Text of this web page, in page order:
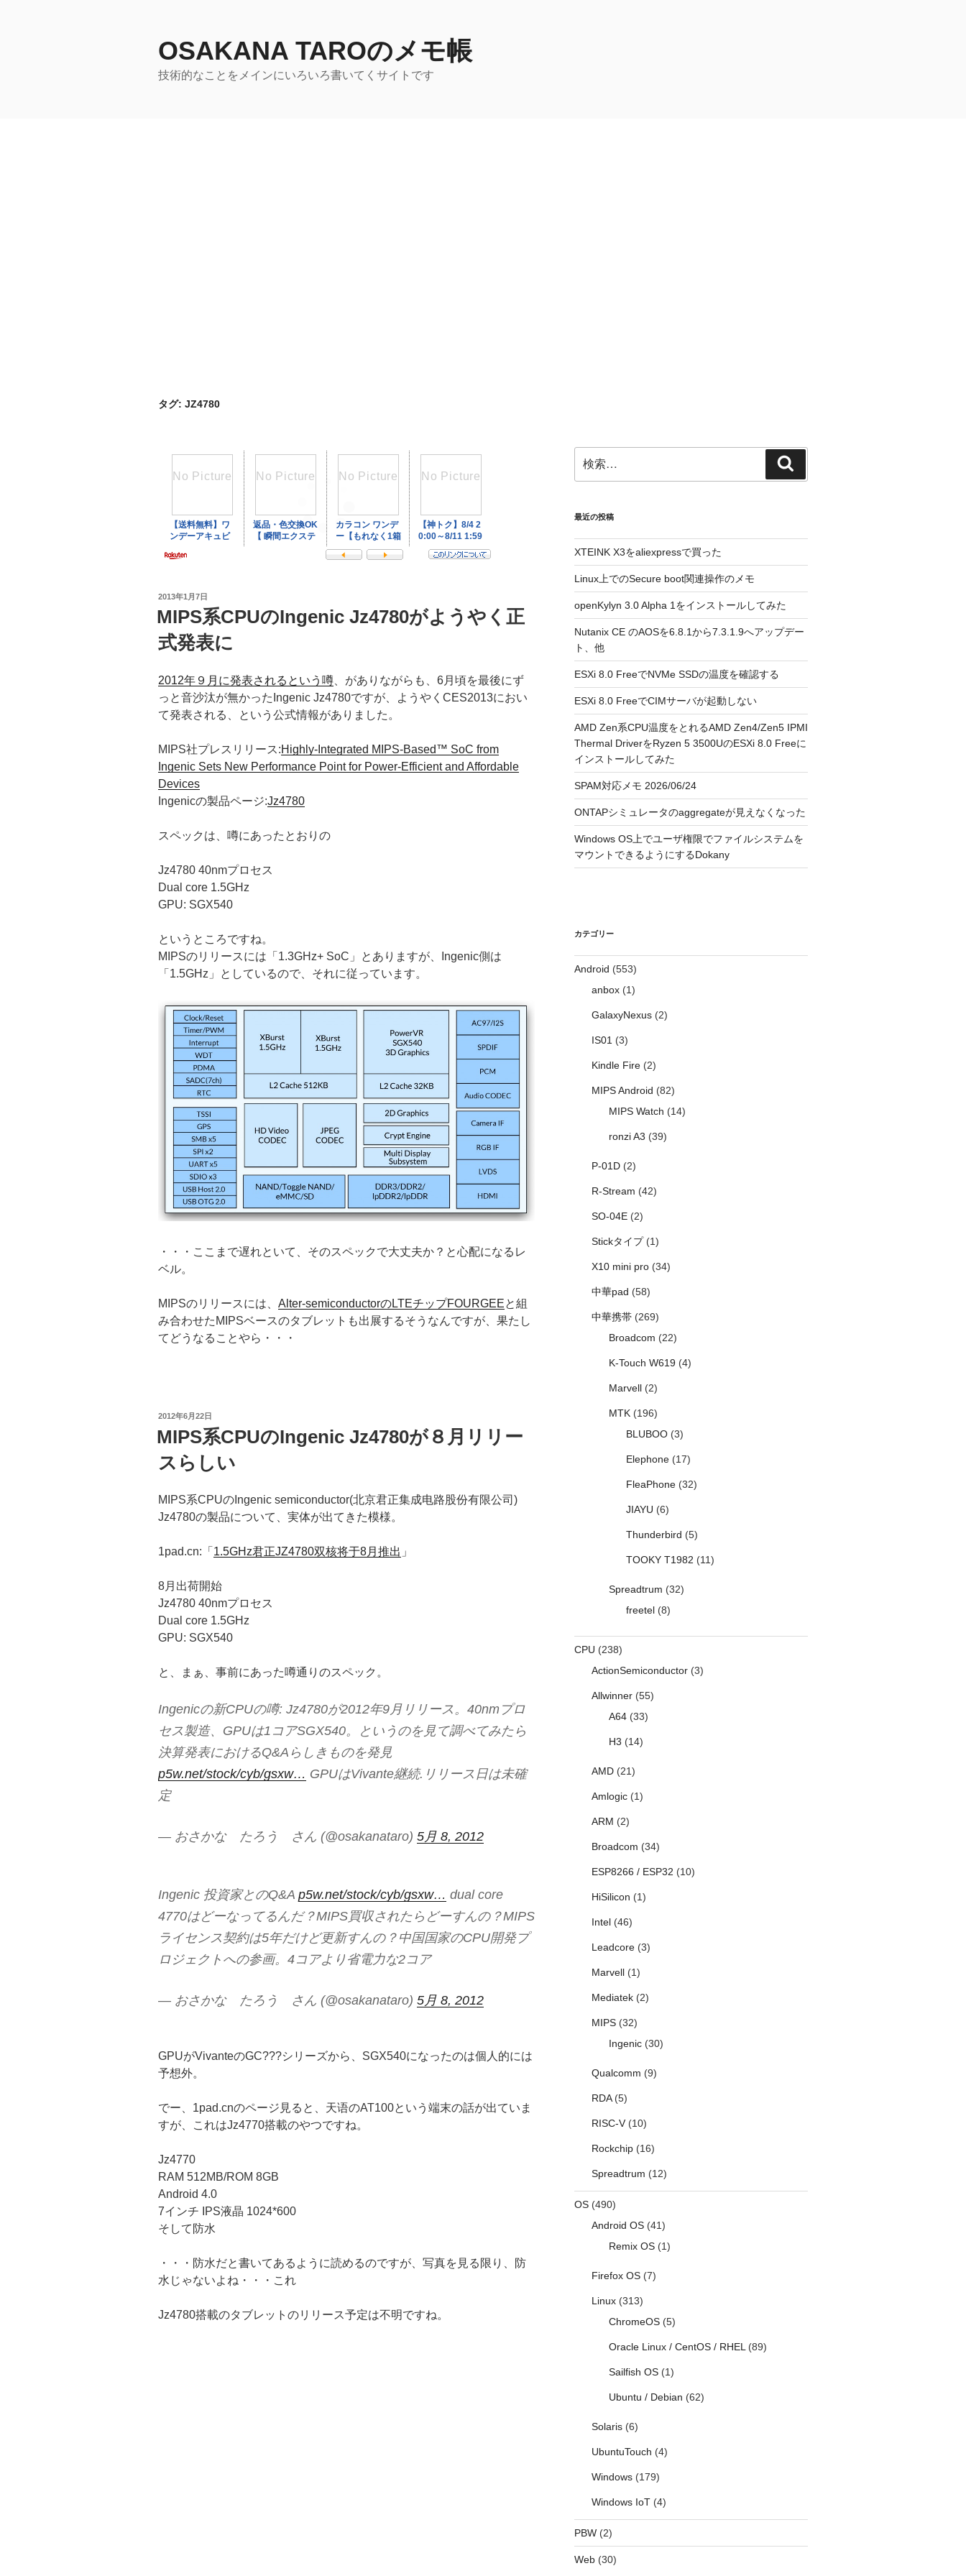
OSAKANA TAROのメモ帳
技術的なことをメインにいろいろ書いてくサイトです
タグ: JZ4780
投
日:
2013年1月7日
MIPS系CPUのIngenic Jz4780がようやく正
式発表に
2012年９月に発表されるという噂 、がありながらも、6月頃を最後にず
っと音沙汰が無かったIngenic Jz4780ですが、ようやくCES2013におい
て発表される、という公式情報がありました。
MIPS社プレスリリース:Highly-Integrated MIPS-Based™ SoC from
Ingenic Sets New Performance Point for Power-Efficient and Affordable
Devices
Ingenicの製品ページ:Jz4780
スペックは、噂にあったとおりの
Jz4780 40nmプロセス
Dual core 1.5GHz
GPU: SGX540
というところですね。
MIPSのリリースには「1.3GHz+ SoC」とありますが、Ingenic側は
「1.5GHz」としているので、それに従っています。
・・・ここまで遅れといて、そのスペックで大丈夫か？と心配になるレ
ベル。
MIPSのリリースには、 Alter-semiconductorのLTEチップFOURGEEと組
み合わせたMIPSベースのタブレットも出展するそうなんですが、果たし
てどうなることやら・・・
投
日:
2012年6月22日
MIPS系CPUのIngenic Jz4780が８月リリー
スらしい
MIPS系CPUのIngenic semiconductor(北京君正集成电路股份有限公司)
Jz4780の製品について、実体が出てきた模様。
1pad.cn:「 1.5GHz君正JZ4780双核将于8月推出 」
8月出荷開始
Jz4780 40nmプロセス
Dual core 1.5GHz
GPU: SGX540
と、まぁ、事前にあった噂通りのスペック。
Ingenicの新CPUの噂: Jz4780が2012年9月リリース。40nmプロ
セス製造、GPUは1コアSGX540。というのを見て調べてみたら
決算発表におけるQ&Aらしきものを発見
p5w.net/stock/cyb/gsxw… GPUはVivante継続.リリース日は未確
定
— おさかな たろう さん (@osakanataro) 5月 8, 2012
Ingenic 投資家とのQ&A p5w.net/stock/cyb/gsxw… dual core
4770はどーなってるんだ？MIPS買収されたらどーすんの？MIPS
ライセンス契約は5年だけど更新すんの？中国国家のCPU開発プ
ロジェクトへの参画。4コアより省電力な2コア
— おさかな たろう さん (@osakanataro) 5月 8, 2012
GPUがVivanteのGC???シリーズから、SGX540になったのは個人的には
予想外。
でー、1pad.cnのページ見ると、天语のAT100という端末の話が出ていま
すが、これはJz4770搭載のやつですね。
Jz4770
RAM 512MB/ROM 8GB
Android 4.0
7インチ IPS液晶 1024*600
そして防水
・・・防水だと書いてあるように読めるのですが、写真を見る限り、防
水じゃないよね・・・これ
Jz4780搭載のタブレットのリリース予定は不明ですね。
索:
索
最近の投稿
XTEINK X3をaliexpressで買った
Linux上でのSecure boot関連操作のメモ
openKylyn 3.0 Alpha 1をインストールしてみた
Nutanix CE のAOSを6.8.1から7.3.1.9へアップデー
ト、他
ESXi 8.0 FreeでNVMe SSDの温度を確認する
ESXi 8.0 FreeでCIMサーバが起動しない
AMD Zen系CPU温度をとれるAMD Zen4/Zen5 IPMI
Thermal DriverをRyzen 5 3500UのESXi 8.0 Freeに
インストールしてみた
SPAM対応メモ 2026/06/24
ONTAPシミュレータのaggregateが見えなくなった
Windows OS上でユーザ権限でファイルシステムを
マウントできるようにするDokany
カテゴリー
Android (553)
anbox(1)
GalaxyNexus(2)
IS01 (3)
Kindle Fire(2)
MIPS Android (82)
MIPS Watch (14)
ronzi A3 (39)
P-01D(2)
R-Stream (42)
SO-04E(2)
Stickタイプ(1)
X10 mini pro(34)
中華pad (58)
中華携帯(269)
Broadcom (22)
K-Touch W619(4)
Marvell(2)
MTK(196)
BLUBOO(3)
Elephone(17)
FleaPhone(32)
JIAYU (6)
Thunderbird (5)
TOOKY T1982 (11)
Spreadtrum (32)
freetel(8)
CPU (238)
ActionSemiconductor(3)
Allwinner(55)
A64(33)
H3 (14)
AMD(21)
Amlogic(1)
ARM (2)
Broadcom (34)
ESP8266 / ESP32 (10)
HiSilicon (1)
Intel(46)
Leadcore(3)
Marvell(1)
Mediatek(2)
MIPS(32)
Ingenic(30)
Qualcomm (9)
RDA(5)
RISC-V(10)
Rockchip(16)
Spreadtrum (12)
OS(490)
Android OS(41)
Remix OS(1)
Firefox OS(7)
Linux(313)
ChromeOS(5)
Oracle Linux / CentOS / RHEL (89)
Sailfish OS(1)
Ubuntu / Debian (62)
Solaris(6)
UbuntuTouch (4)
Windows(179)
Windows IoT(4)
PBW(2)
Web(30)